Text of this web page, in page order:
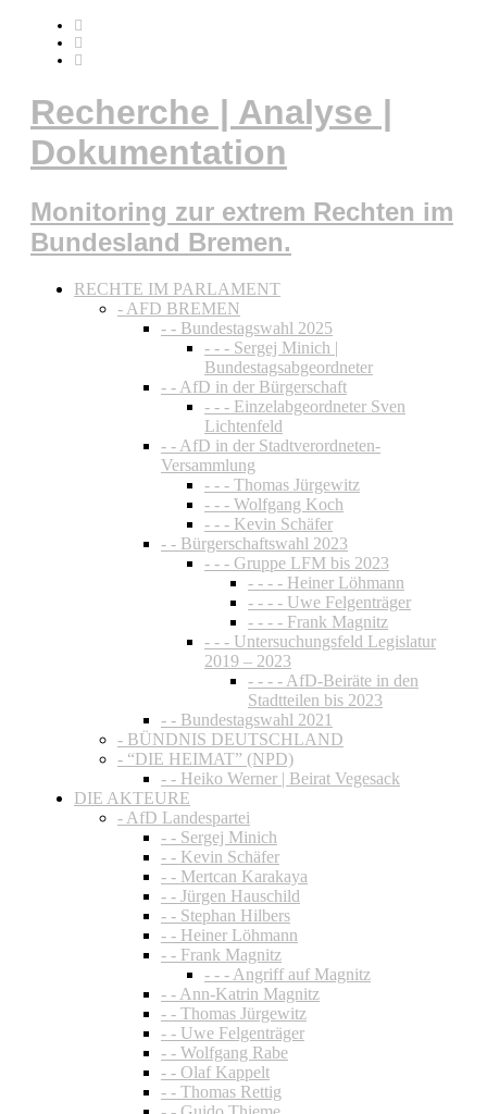
Recherche | Analyse |
Dokumentation
Monitoring zur extrem Rechten im
Bundesland Bremen.
RECHTE IM PARLAMENT
- AFD BREMEN
- - Bundestagswahl 2025
- - - Sergej Minich |
Bundestagsabgeordneter
- - AfD in der Bürgerschaft
- - - Einzelabgeordneter Sven
Lichtenfeld
- - AfD in der Stadtverordneten-
Versammlung
- - - Thomas Jürgewitz
- - - Wolfgang Koch
- - - Kevin Schäfer
- - Bürgerschaftswahl 2023
- - - Gruppe LFM bis 2023
- - - - Heiner Löhmann
- - - - Uwe Felgenträger
- - - - Frank Magnitz
- - - Untersuchungsfeld Legislatur
2019 – 2023
- - - - AfD-Beiräte in den
Stadtteilen bis 2023
- - Bundestagswahl 2021
- BÜNDNIS DEUTSCHLAND
- “DIE HEIMAT” (NPD)
- - Heiko Werner | Beirat Vegesack
DIE AKTEURE
- AfD Landespartei
- - Sergej Minich
- - Kevin Schäfer
- - Mertcan Karakaya
- - Jürgen Hauschild
- - Stephan Hilbers
- - Heiner Löhmann
- - Frank Magnitz
- - - Angriff auf Magnitz
- - Ann-Katrin Magnitz
- - Thomas Jürgewitz
- - Uwe Felgenträger
- - Wolfgang Rabe
- - Olaf Kappelt
- - Thomas Rettig